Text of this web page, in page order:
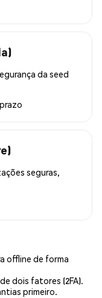
da seed
seguras,
offline de forma
dois fatores (2FA).
primeiro.